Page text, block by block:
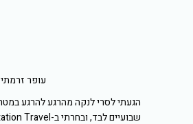
עופר זרמתי
הגעתי לסרי לנקה מהרגע להרגע